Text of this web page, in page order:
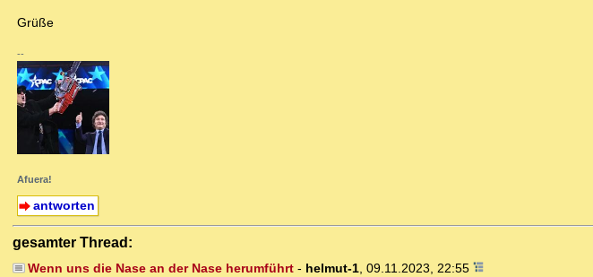
Grüße
--
Afuera!
antworten
gesamter Thread:
Wenn uns die Nase an der Nase herumführt- helmut-1, 09.11.2023, 22:55